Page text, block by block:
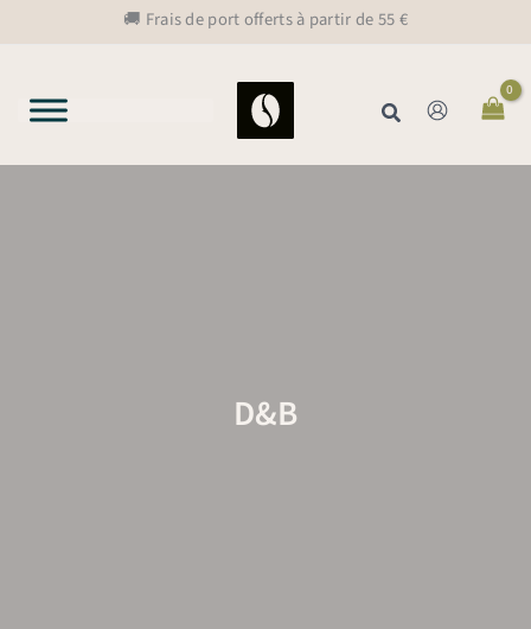
🚚 Frais de port offerts à partir de 55 €
Rechercher
D&B